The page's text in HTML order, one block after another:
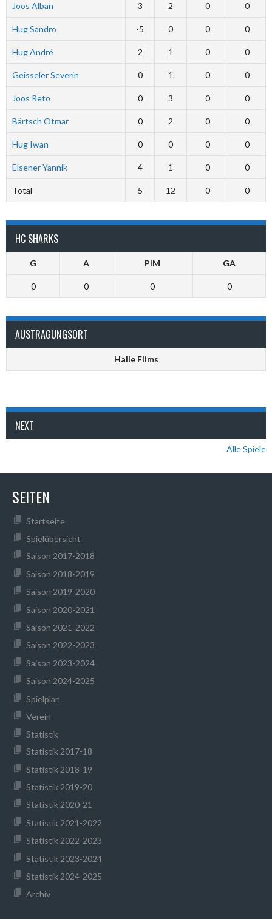
Joos Alban 3 2 0 0
Hug Sandro -5 0 0 0
Hug André 2 1 0 0
Geisseler Severin 0 1 0 0
Joos Reto 0 3 0 0
Bärtsch Otmar 0 2 0 0
Hug Iwan 0 0 0 0
Elsener Yannik 4 1 0 0
Total 5 12 0 0
HC SHARKS
G A PIM GA
0 0 0 0
AUSTRAGUNGSORT
Halle Flims
NEXT
Alle Spiele
SEITEN
Startseite
Spielübersicht
Saison 2017-2018
Saison 2018-2019
Saison 2019-2020
Saison 2020-2021
Saison 2021-2022
Saison 2022-2023
Saison 2023-2024
Saison 2024-2025
Spielplan
Verein
Statistik
Statistik 2017-18
Statistik 2018-19
Statistik 2019-20
Statistik 2020-21
Statistik 2021-2022
Statistik 2022-2023
Statistik 2023-2024
Statistik 2024-2025
Archiv